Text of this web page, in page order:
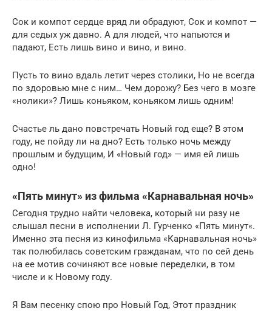
Сок и компот сердце вряд ли обрадуют, Сок и компот —
для седых уж давно. А для людей, что напьются и
падают, Есть лишь вино и вино, и вино.
Пусть то вино вдаль летит через столики, Но не всегда
по здоровью мне с ним… Чем дорожу? Без чего в мозге
«нолики»? Лишь коньяком, коньяком лишь одним!
Счастье ль дано повстречать Новый год еще? В этом
году, не пойду ли на дно? Есть только ночь между
прошлым и будущим, И «Новый год» — имя ей лишь
одно!
«Пять минут» из фильма «Карнавальная ночь»
Сегодня трудно найти человека, который ни разу не
слышал песни в исполнении Л. Гурченко «Пять минут«.
Именно эта песня из кинофильма «Карнавальная ночь»
так полюбилась советским гражданам, что по сей день
на ее мотив сочиняют все новые переделки, в том
числе и к Новому году.
Я Вам песенку спою про Новый Год, Этот праздник